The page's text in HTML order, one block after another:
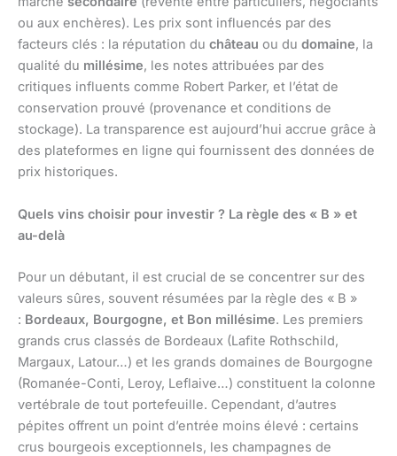
ou aux enchères). Les prix sont influencés par des
facteurs clés : la réputation du château ou du domaine, la
qualité du millésime, les notes attribuées par des
critiques influents comme Robert Parker, et l’état de
conservation prouvé (provenance et conditions de
stockage). La transparence est aujourd’hui accrue grâce à
des plateformes en ligne qui fournissent des données de
prix historiques.
Quels vins choisir pour investir ? La règle des « B » et
au-delà
Pour un débutant, il est crucial de se concentrer sur des
valeurs sûres, souvent résumées par la règle des « B »
: Bordeaux, Bourgogne, et Bon millésime. Les premiers
grands crus classés de Bordeaux (Lafite Rothschild,
Margaux, Latour…) et les grands domaines de Bourgogne
(Romanée-Conti, Leroy, Leflaive…) constituent la colonne
vertébrale de tout portefeuille. Cependant, d’autres
pépites offrent un point d’entrée moins élevé : certains
crus bourgeois exceptionnels, les champagnes de